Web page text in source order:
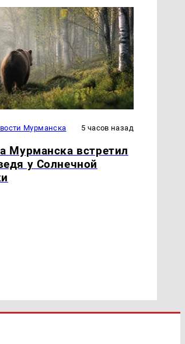
Мурманска 5 часов назад
Мурманска встретил
у Солнечной